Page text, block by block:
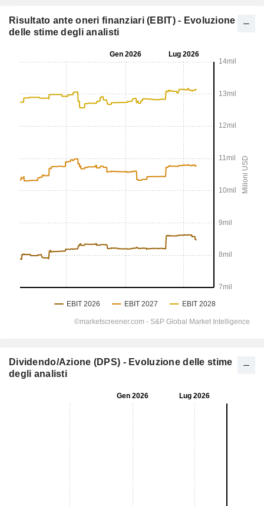
Risultato ante oneri finanziari (EBIT) - Evoluzione
delle stime degli analisti
Dividendo/Azione (DPS) - Evoluzione delle stime
degli analisti